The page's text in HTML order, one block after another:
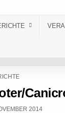
DATE:
2014